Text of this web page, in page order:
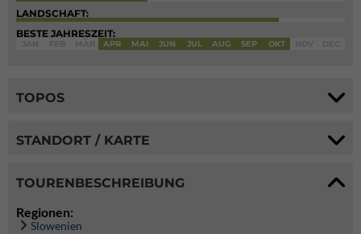
LANDSCHAFT:
BESTE JAHRESZEIT:
APR MAI JUN JUL AUG SEP OKT
TOPOS
STANDORT / KARTE
TOURENBESCHREIBUNG
Regionen:
Slowenien